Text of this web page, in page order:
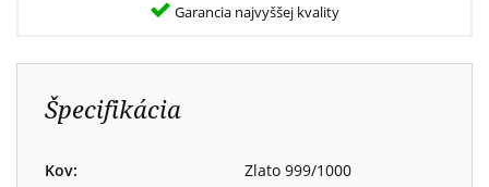
Garancia najvyššej kvality
Špecifikácia
Kov:
Zlato 999/1000